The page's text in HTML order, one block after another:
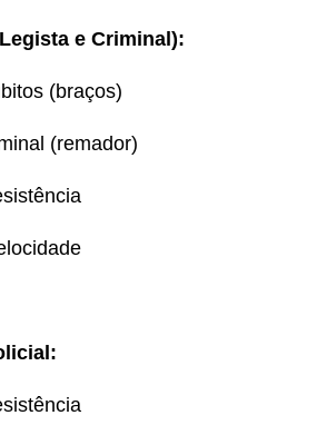
e Criminal):
(braços)
(remador)